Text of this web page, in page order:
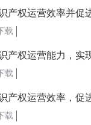
产权运营效率并促
载
产权运营能力，实
载
权运营效率，促进科技
载